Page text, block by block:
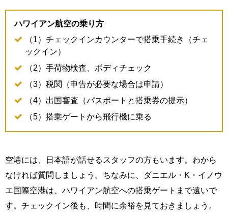
ハワイアン航空の乗り方
（1）チェックインカウンターで搭乗手続き（チェ
ックイン）
（2）手荷物検査、ボディチェック
（3）税関（申告が必要な場合は申請）
（4）出国審査（パスポートと搭乗券の提示）
（5）搭乗ゲートから飛行機に乗る
空港には、日本語が話せるスタッフの方もいます。わから
なければ質問しましょう。ちなみに、ダニエル・K・イノウ
エ国際空港は、ハワイアン航空への搭乗ゲートまで遠いで
す。チェックイン後も、時間に余裕を見ておきましょう。